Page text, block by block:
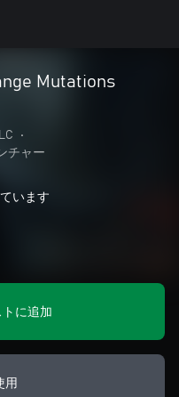
Mutations
•
チャー
います
に追加
用